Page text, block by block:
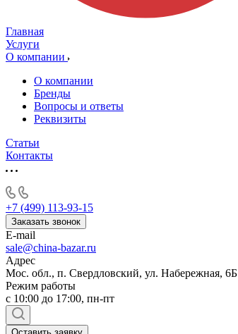
Главная
Услуги
О компании
О компании
Бренды
Вопросы и ответы
Реквизиты
Статьи
Контакты
+7 (499) 113-93-15
Заказать звонок
E-mail
sale@china-bazar.ru
Адрес
Мос. обл., п. Свердловский, ул. Набережная, 6Б
Режим работы
c 10:00 до 17:00, пн-пт